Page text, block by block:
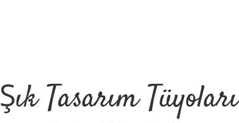
Şık Tasarım Tüyoları